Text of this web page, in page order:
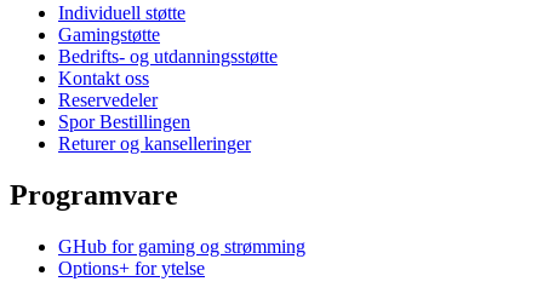
Individuell støtte
Gamingstøtte
Bedrifts- og utdanningsstøtte
Kontakt oss
Reservedeler
Spor Bestillingen
Returer og kanselleringer
Programvare
GHub for gaming og strømming
Options+ for ytelse